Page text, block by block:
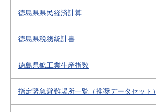
徳島県県民経済計算
徳島県税務統計書
徳島県鉱工業生産指数
指定緊急避難場所一覧（推奨データセット）